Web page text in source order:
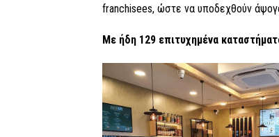
franchisees, ώστε να υποδεχθούν
Με ήδη 129 επιτυχημένα